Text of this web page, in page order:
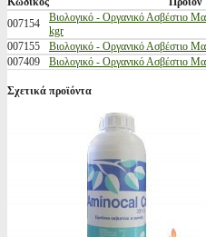
007154
Βιολογικό - Οργανικό Ασβέστιο
kgr
007155
Βιολογικό - Οργανικό Ασβέστιο
007409
Βιολογικό - Οργανικό Ασβέστιο
Σχετικά προϊόντα